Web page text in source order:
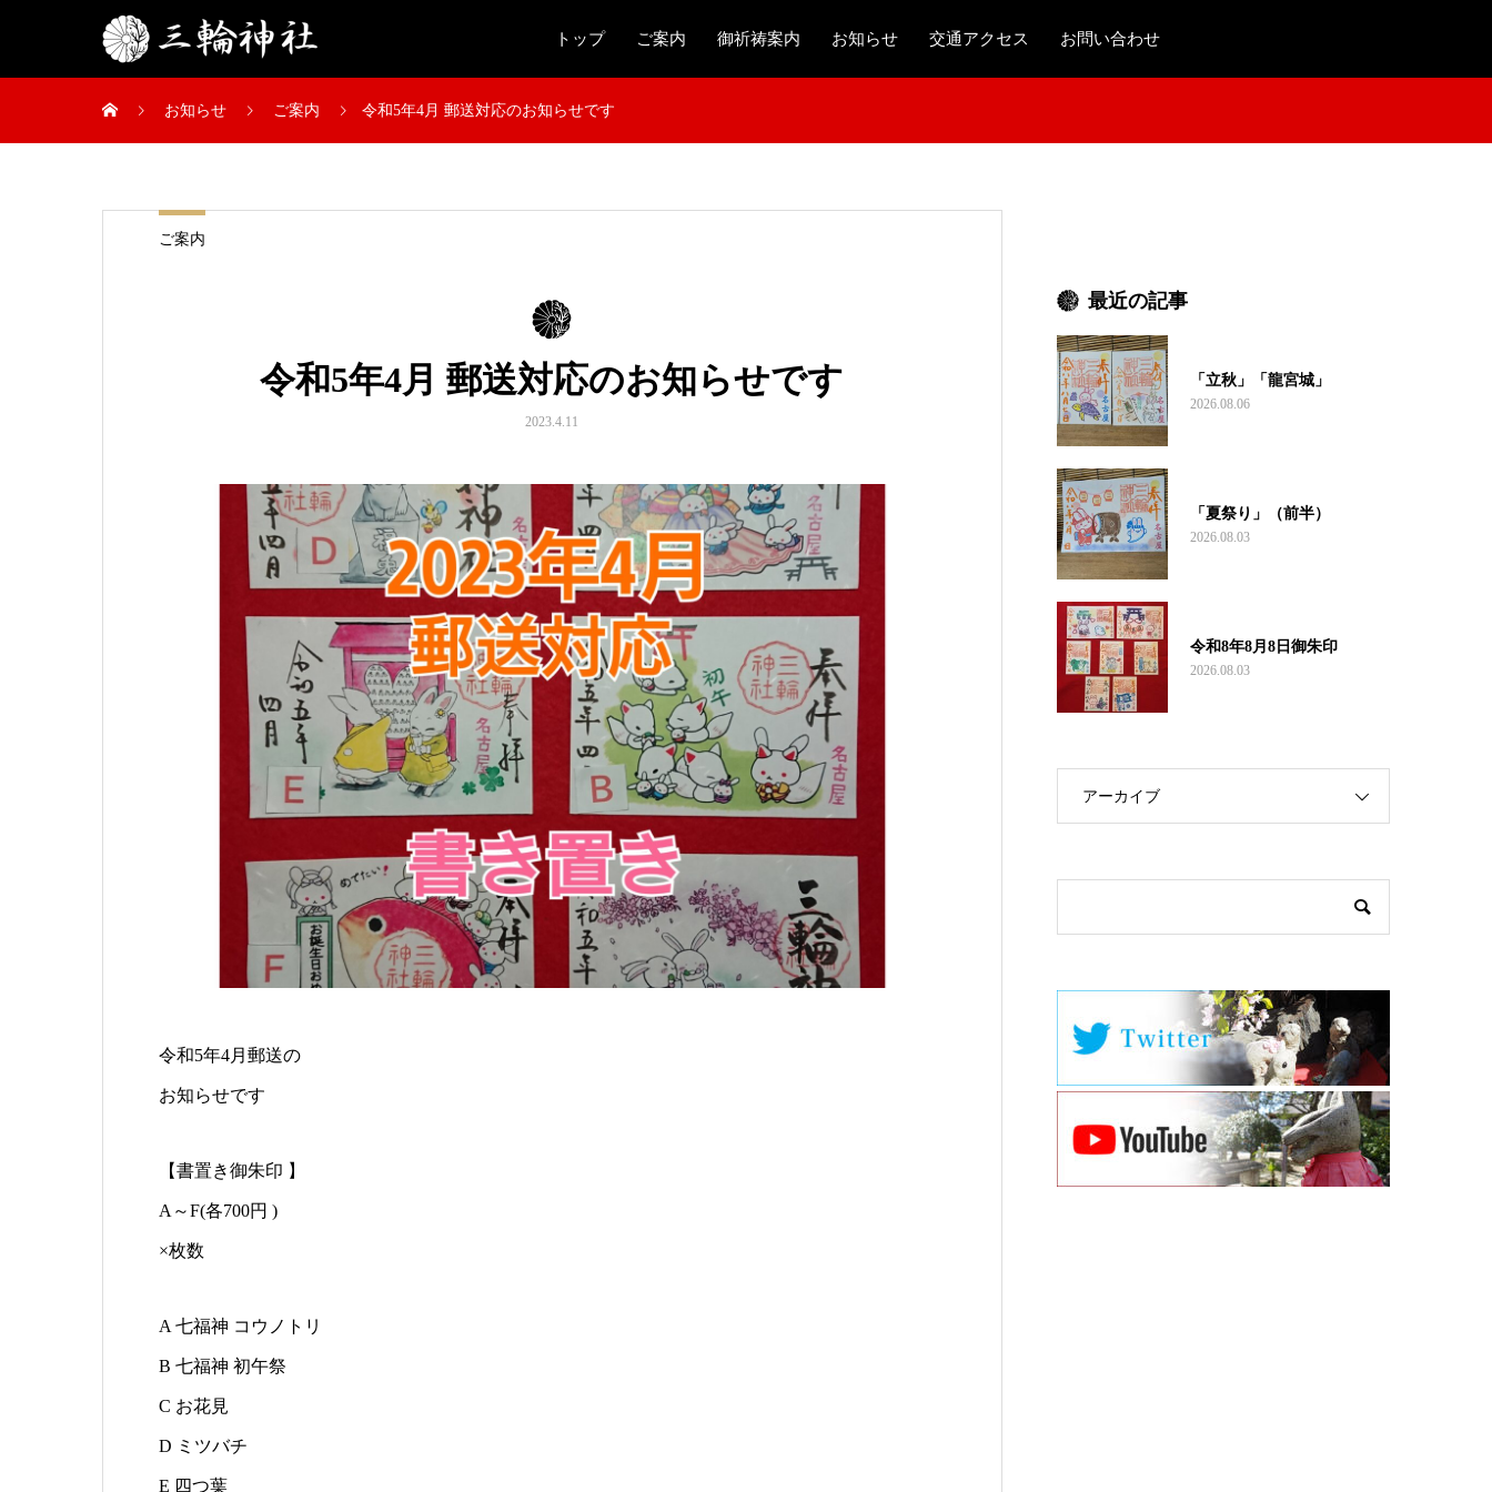
トップ ご案内 御祈祷案内 お知らせ 交通アクセス お問い合わせ
お知らせ ご案内 令和5年4月 郵送対応のお知らせです
ご案内
令和5年4月 郵送対応のお知らせです
2023.4.11
令和5年4月郵送の
お知らせです
【書置き御朱印 】
A～F(各700円 )
×枚数
A 七福神 コウノトリ
B 七福神 初午祭
C お花見
D ミツバチ
E 四つ葉
最近の記事
「立秋」「龍宮城」
2026.08.06
「夏祭り」（前半）
2026.08.03
令和8年8月8日御朱印
2026.08.03
アーカイブ